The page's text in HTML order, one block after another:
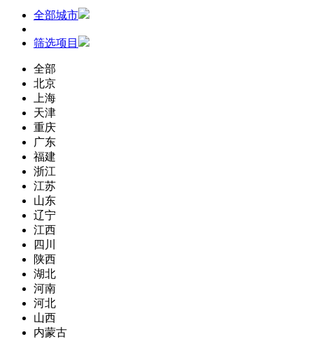
全部城市
筛选项目
全部
北京
上海
天津
重庆
广东
福建
浙江
江苏
山东
辽宁
江西
四川
陕西
湖北
河南
河北
山西
内蒙古